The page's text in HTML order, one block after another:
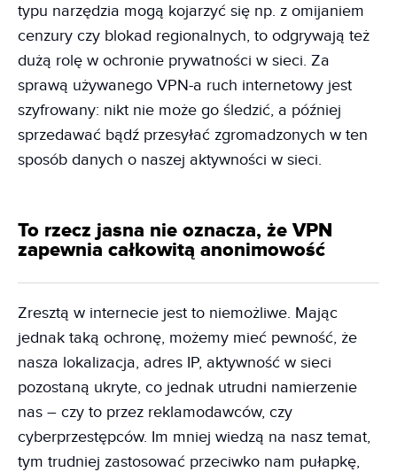
typu narzędzia mogą kojarzyć się np. z omijaniem
cenzury czy blokad regionalnych, to odgrywają też
dużą rolę w ochronie prywatności w sieci. Za
sprawą używanego VPN-a ruch internetowy jest
szyfrowany: nikt nie może go śledzić, a później
sprzedawać bądź przesyłać zgromadzonych w ten
sposób danych o naszej aktywności w sieci.
To rzecz jasna nie oznacza, że VPN
zapewnia całkowitą anonimowość
Zresztą w internecie jest to niemożliwe. Mając
jednak taką ochronę, możemy mieć pewność, że
nasza lokalizacja, adres IP, aktywność w sieci
pozostaną ukryte, co jednak utrudni namierzenie
nas – czy to przez reklamodawców, czy
cyberprzestępców. Im mniej wiedzą na nasz temat,
tym trudniej zastosować przeciwko nam pułapkę,